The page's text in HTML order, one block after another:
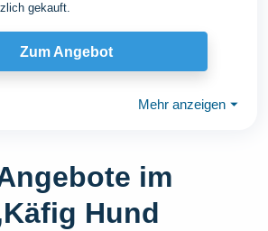
gekauft.
Zum Angebot
Mehr anzeigen ⏷
im
Hund